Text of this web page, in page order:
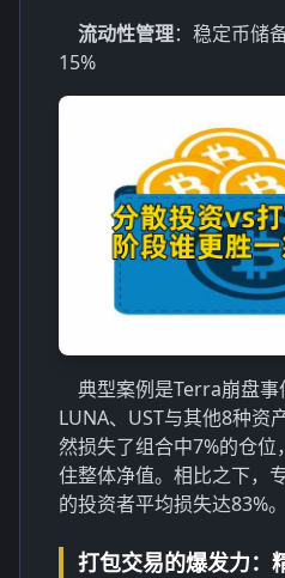
流动性管理：稳定币储
15%
典型案例是Terra崩盘
LUNA、UST与其他8种资
然损失了组合中7%的仓
住整体净值。相比之下，
的投资者平均损失达83%。
打包交易的爆发力：